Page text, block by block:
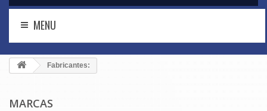
MENU
Fabricantes:
MARCAS